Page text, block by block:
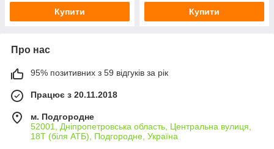
Купити Купити
Про нас
95% позитивних з 59 відгуків за рік
Працює з 20.11.2018
м. Подгородне
52001, Дніпропетровська область, Центральна вулиця,
18Т (біля АТБ), Подгородне, Україна